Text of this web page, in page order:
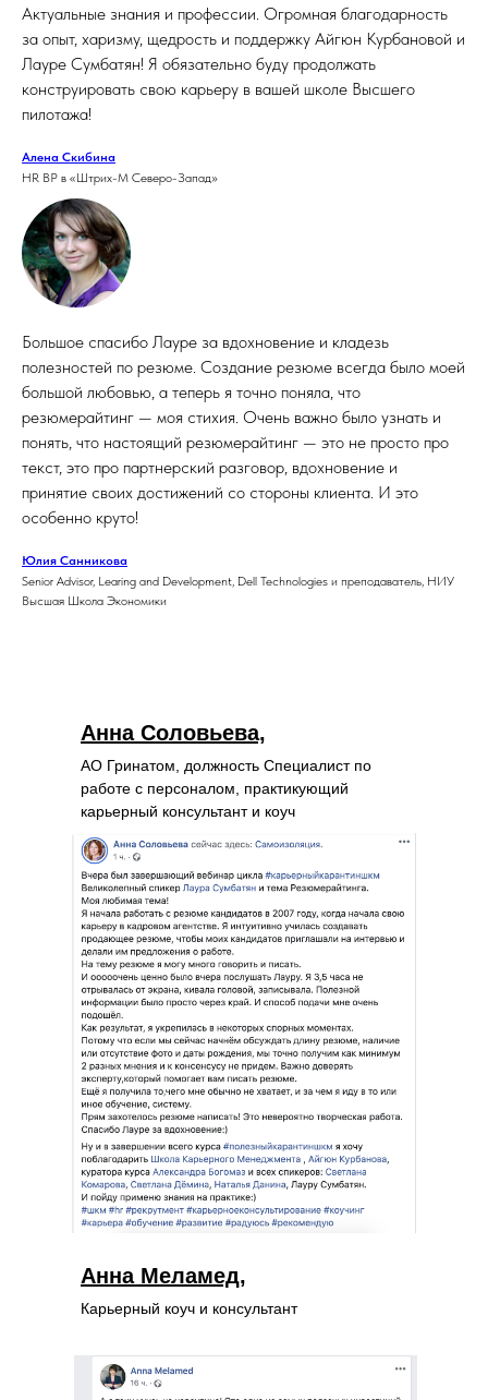
Актуальные знания и профессии. Огромная благодарность
за опыт, харизму, щедрость и поддержку Айгюн Курбановой и
Лауре Сумбатян! Я обязательно буду продолжать
конструировать свою карьеру в вашей школе Высшего
пилотажа!
Алена Скибина
HR BP в «Штрих-М Северо-Запад»
Большое спасибо Лауре за вдохновение и кладезь
полезностей по резюме. Создание резюме всегда было моей
большой любовью, а теперь я точно поняла, что
резюмерайтинг — моя стихия. Очень важно было узнать и
понять, что настоящий резюмерайтинг — это не просто про
текст, это про партнерский разговор, вдохновение и
принятие своих достижений со стороны клиента. И это
особенно круто!
Юлия Санникова
Senior Advisor, Learing and Development, Dell Technologies и преподаватель, НИУ
Высшая Школа Экономики
Анна Соловьева,
Анна Меламед,
Карьерный коуч и консультант
АО Гринатом, должность Специалист по
работе с персоналом, практикующий
карьерный консультант и коуч